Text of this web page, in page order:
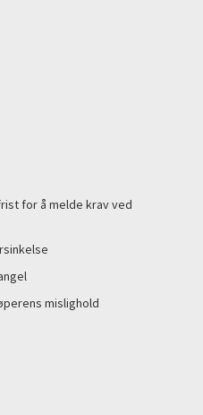
for å melde krav ved
mislighold